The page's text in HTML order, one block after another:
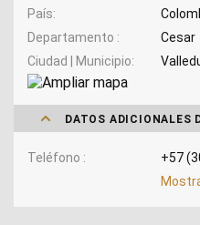
País
Departamento
Cesar
Ciudad | Municipio
DATOS ADICIONALES
Teléfono
+57